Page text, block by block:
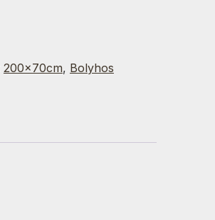
200x70cm, Bolyhos